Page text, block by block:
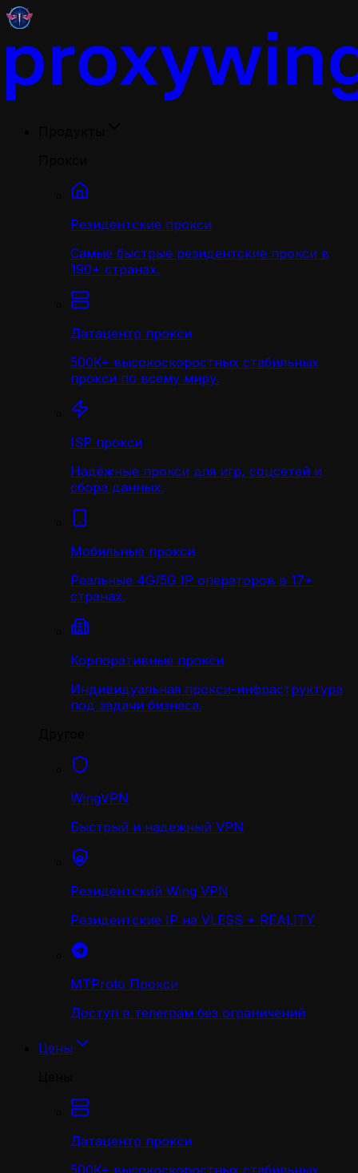
Резидентские прокси
Самые быстрые резидентские прокси в
190+ странах.
Датацентр прокси
500K+ высокоскоростных стабильных
прокси по всему миру.
ISP прокси
Надёжные прокси для игр, соцсетей и
сбора данных.
Мобильные прокси
Реальные 4G/5G IP операторов в 17+
странах.
Корпоративные прокси
Индивидуальная прокси-инфраструктура
под задачи бизнеса.
WingVPN
Быстрый и надежный VPN
Резидентский Wing VPN
Резидентские IP на VLESS + REALITY
MTProto Прокси
Доступ в телеграм без ограничений
Цены
Датацентр прокси
500K+ высокоскоростных стабильных